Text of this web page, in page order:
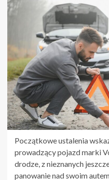
Początkowe ustalenia
prowadzący pojazd marki
drodze, z nieznanych
panowanie nad swoim